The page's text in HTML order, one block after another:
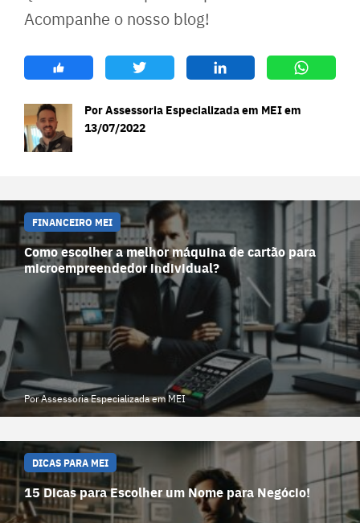
Acompanhe o nosso blog!
Por Assessoria Especializada em MEI em
13/07/2022
FINANCEIRO MEI
Como escolher a melhor máquina de cartão para
microempreendedor individual?
Por Assessoria Especializada em MEI
DICAS PARA MEI
15 Dicas para Escolher um Nome para Negócio!